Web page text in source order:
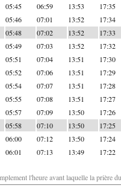
05:45 06:59 13:53 17:35
05:46 07:01 13:52 17:34
05:48 07:02 13:52 17:33
05:49 07:03 13:52 17:32
05:51 07:04 13:51 17:30
05:52 07:06 13:51 17:29
05:54 07:07 13:51 17:28
05:55 07:08 13:51 17:27
05:57 07:09 13:50 17:26
05:58 07:10 13:50 17:25
06:00 07:12 13:50 17:24
06:01 07:13 13:49 17:22
l'heure avant laquelle la prière